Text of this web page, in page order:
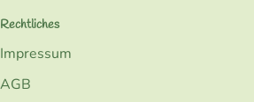
Rechtliches
Impressum
AGB